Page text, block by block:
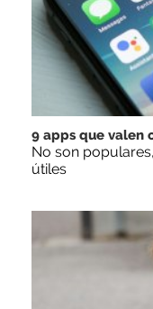
9 apps que valen
No son
útiles